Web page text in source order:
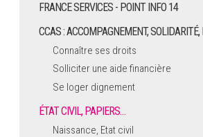
FRANCE SERVICES - POINT INFO 14
CCAS : ACCOMPAGNEMENT, SOLIDARITÉ,
Connaître ses droits
Solliciter une aide financière
Se loger dignement
ÉTAT CIVIL, PAPIERS…
Naissance, Etat civil